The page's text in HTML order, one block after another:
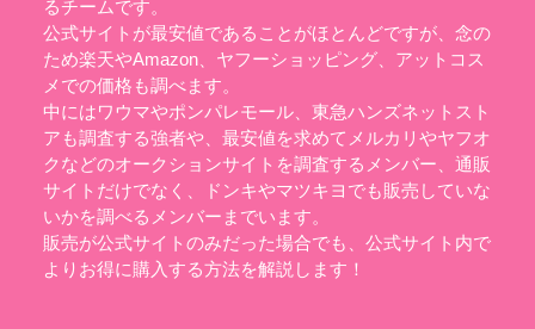
るチームです。
公式サイトが最安値であることがほとんどですが、念の
ため楽天やAmazon、ヤフーショッピング、アットコス
メでの価格も調べます。
中にはワウマやポンパレモール、東急ハンズネットスト
アも調査する強者や、最安値を求めてメルカリやヤフオ
クなどのオークションサイトを調査するメンバー、通販
サイトだけでなく、ドンキやマツキヨでも販売していな
いかを調べるメンバーまでいます。
販売が公式サイトのみだった場合でも、公式サイト内で
よりお得に購入する方法を解説します！